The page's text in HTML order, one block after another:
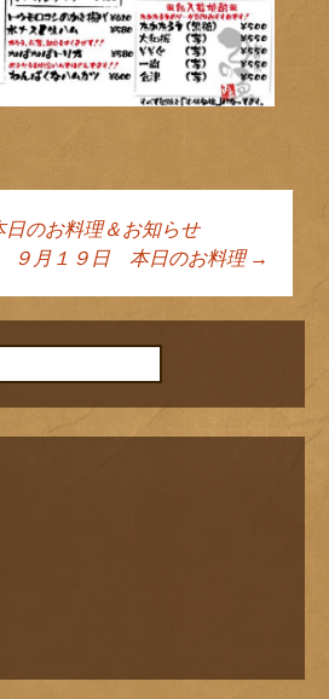
ゲーショ
のお料理＆お知らせ
９月１９日 本日のお料理 →